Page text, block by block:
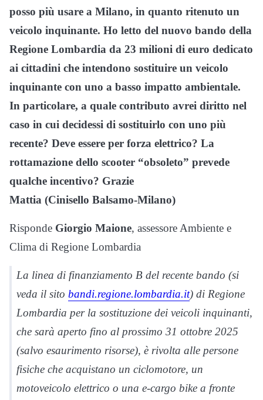
posso più usare a Milano, in quanto ritenuto un
veicolo inquinante. Ho letto del nuovo bando della
Regione Lombardia da 23 milioni di euro dedicato
ai cittadini che intendono sostituire un veicolo
inquinante con uno a basso impatto ambientale.
In particolare, a quale contributo avrei diritto nel
caso in cui decidessi di sostituirlo con uno più
recente? Deve essere per forza elettrico? La
rottamazione dello scooter “obsoleto” prevede
qualche incentivo? Grazie
Mattia (Cinisello Balsamo-Milano)
Risponde Giorgio Maione, assessore Ambiente e
Clima di Regione Lombardia
La linea di finanziamento B del recente bando (si
veda il sito bandi.regione.lombardia.it) di Regione
Lombardia per la sostituzione dei veicoli inquinanti,
che sarà aperto fino al prossimo 31 ottobre 2025
(salvo esaurimento risorse), è rivolta alle persone
fisiche che acquistano un ciclomotore, un
motoveicolo elettrico o una e-cargo bike a fronte